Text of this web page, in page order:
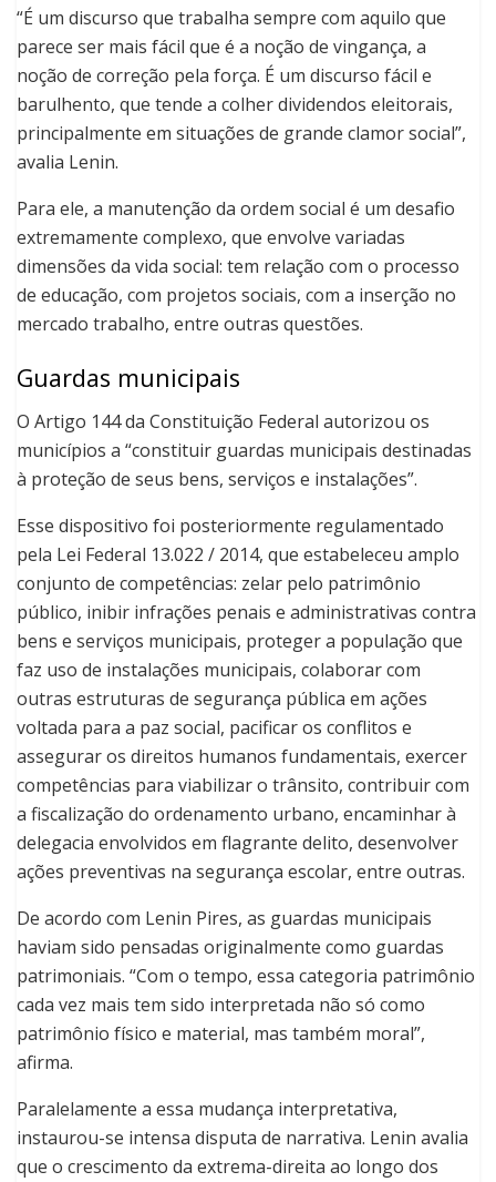
“É um discurso que trabalha sempre com aquilo que
parece ser mais fácil que é a noção de vingança, a
noção de correção pela força. É um discurso fácil e
barulhento, que tende a colher dividendos eleitorais,
principalmente em situações de grande clamor social”,
avalia Lenin.
Para ele, a manutenção da ordem social é um desafio
extremamente complexo, que envolve variadas
dimensões da vida social: tem relação com o processo
de educação, com projetos sociais, com a inserção no
mercado trabalho, entre outras questões.
Guardas municipais
O Artigo 144 da Constituição Federal autorizou os
municípios a “constituir guardas municipais destinadas
à proteção de seus bens, serviços e instalações”.
Esse dispositivo foi posteriormente regulamentado
pela Lei Federal 13.022 / 2014, que estabeleceu amplo
conjunto de competências: zelar pelo patrimônio
público, inibir infrações penais e administrativas contra
bens e serviços municipais, proteger a população que
faz uso de instalações municipais, colaborar com
outras estruturas de segurança pública em ações
voltada para a paz social, pacificar os conflitos e
assegurar os direitos humanos fundamentais, exercer
competências para viabilizar o trânsito, contribuir com
a fiscalização do ordenamento urbano, encaminhar à
delegacia envolvidos em flagrante delito, desenvolver
ações preventivas na segurança escolar, entre outras.
De acordo com Lenin Pires, as guardas municipais
haviam sido pensadas originalmente como guardas
patrimoniais. “Com o tempo, essa categoria patrimônio
cada vez mais tem sido interpretada não só como
patrimônio físico e material, mas também moral”,
afirma.
Paralelamente a essa mudança interpretativa,
instaurou-se intensa disputa de narrativa. Lenin avalia
que o crescimento da extrema-direita ao longo dos